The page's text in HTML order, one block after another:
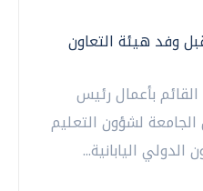
وفد هيئة التعاون
بأعمال رئيس
لشؤون التعليم
اليابانية...